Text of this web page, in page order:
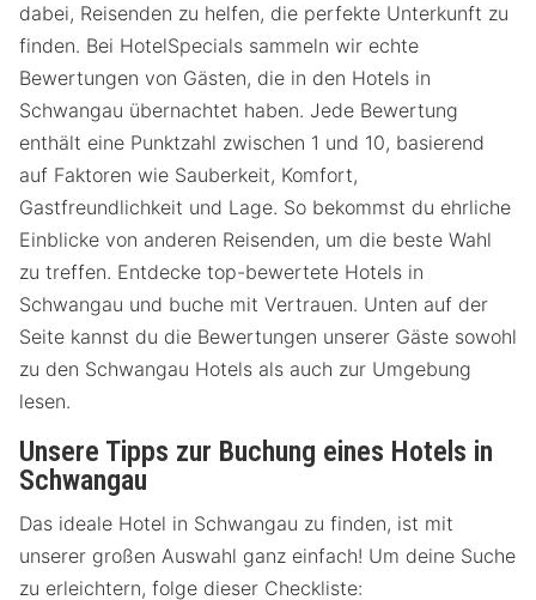
dabei, Reisenden zu helfen, die perfekte Unterkunft zu
finden. Bei HotelSpecials sammeln wir echte
Bewertungen von Gästen, die in den Hotels in
Schwangau übernachtet haben. Jede Bewertung
enthält eine Punktzahl zwischen 1 und 10, basierend
auf Faktoren wie Sauberkeit, Komfort,
Gastfreundlichkeit und Lage. So bekommst du ehrliche
Einblicke von anderen Reisenden, um die beste Wahl
zu treffen. Entdecke top-bewertete Hotels in
Schwangau und buche mit Vertrauen. Unten auf der
Seite kannst du die Bewertungen unserer Gäste sowohl
zu den Schwangau Hotels als auch zur Umgebung
lesen.
Unsere Tipps zur Buchung eines Hotels in
Schwangau
Das ideale Hotel in Schwangau zu finden, ist mit
unserer großen Auswahl ganz einfach! Um deine Suche
zu erleichtern, folge dieser Checkliste: